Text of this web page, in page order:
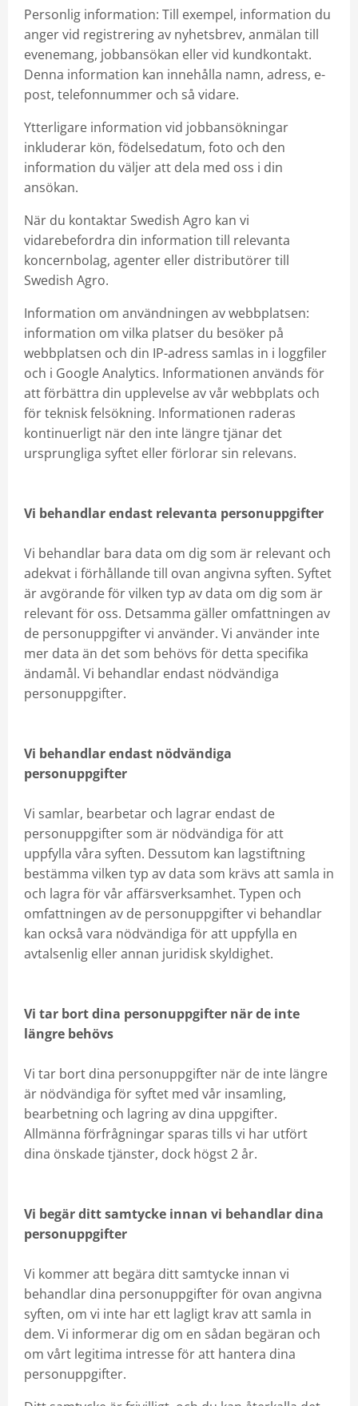
Personlig information: Till exempel, information du
anger vid registrering av nyhetsbrev, anmälan till
evenemang, jobbansökan eller vid kundkontakt.
Denna information kan innehålla namn, adress, e-
post, telefonnummer och så vidare.
Ytterligare information vid jobbansökningar
inkluderar kön, födelsedatum, foto och den
information du väljer att dela med oss i din
ansökan.
När du kontaktar Swedish Agro kan vi
vidarebefordra din information till relevanta
koncernbolag, agenter eller distributörer till
Swedish Agro.
Information om användningen av webbplatsen:
information om vilka platser du besöker på
webbplatsen och din IP-adress samlas in i loggfiler
och i Google Analytics. Informationen används för
att förbättra din upplevelse av vår webbplats och
för teknisk felsökning. Informationen raderas
kontinuerligt när den inte längre tjänar det
ursprungliga syftet eller förlorar sin relevans.
Vi behandlar endast relevanta personuppgifter
Vi behandlar bara data om dig som är relevant och
adekvat i förhållande till ovan angivna syften. Syftet
är avgörande för vilken typ av data om dig som är
relevant för oss. Detsamma gäller omfattningen av
de personuppgifter vi använder. Vi använder inte
mer data än det som behövs för detta specifika
ändamål. Vi behandlar endast nödvändiga
personuppgifter.
Vi behandlar endast nödvändiga
personuppgifter
Vi samlar, bearbetar och lagrar endast de
personuppgifter som är nödvändiga för att
uppfylla våra syften. Dessutom kan lagstiftning
bestämma vilken typ av data som krävs att samla in
och lagra för vår affärsverksamhet. Typen och
omfattningen av de personuppgifter vi behandlar
kan också vara nödvändiga för att uppfylla en
avtalsenlig eller annan juridisk skyldighet.
Vi tar bort dina personuppgifter när de inte
längre behövs
Vi tar bort dina personuppgifter när de inte längre
är nödvändiga för syftet med vår insamling,
bearbetning och lagring av dina uppgifter.
Allmänna förfrågningar sparas tills vi har utfört
dina önskade tjänster, dock högst 2 år.
Vi begär ditt samtycke innan vi behandlar dina
personuppgifter
Vi kommer att begära ditt samtycke innan vi
behandlar dina personuppgifter för ovan angivna
syften, om vi inte har ett lagligt krav att samla in
dem. Vi informerar dig om en sådan begäran och
om vårt legitima intresse för att hantera dina
personuppgifter.